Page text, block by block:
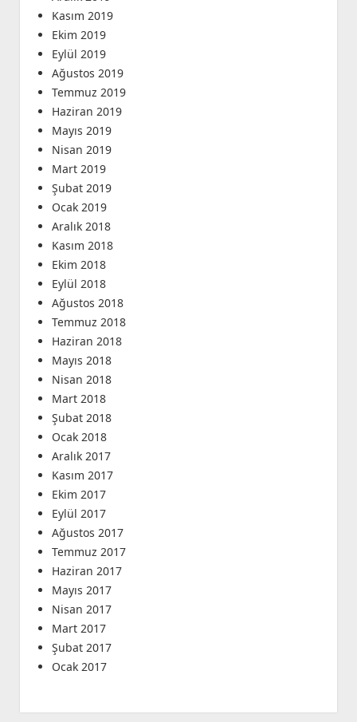
Kasım 2019
Ekim 2019
Eylül 2019
Ağustos 2019
Temmuz 2019
Haziran 2019
Mayıs 2019
Nisan 2019
Mart 2019
Şubat 2019
Ocak 2019
Aralık 2018
Kasım 2018
Ekim 2018
Eylül 2018
Ağustos 2018
Temmuz 2018
Haziran 2018
Mayıs 2018
Nisan 2018
Mart 2018
Şubat 2018
Ocak 2018
Aralık 2017
Kasım 2017
Ekim 2017
Eylül 2017
Ağustos 2017
Temmuz 2017
Haziran 2017
Mayıs 2017
Nisan 2017
Mart 2017
Şubat 2017
Ocak 2017